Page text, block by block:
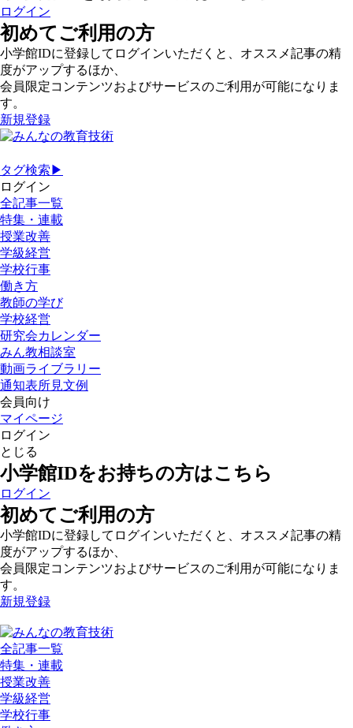
ログイン
初めてご利用の方
小学館IDに登録してログインいただくと、オススメ記事の精
度がアップするほか、
会員限定コンテンツおよびサービスのご利用が可能になりま
す。
新規登録
タグ検索▶
ログイン
全記事一覧
特集・連載
授業改善
学級経営
学校行事
働き方
教師の学び
学校経営
研究会カレンダー
みん教相談室
動画ライブラリー
通知表所見文例
会員向け
マイページ
ログイン
とじる
小学館IDをお持ちの方はこちら
ログイン
初めてご利用の方
小学館IDに登録してログインいただくと、オススメ記事の精
度がアップするほか、
会員限定コンテンツおよびサービスのご利用が可能になりま
す。
新規登録
全記事一覧
特集・連載
授業改善
学級経営
学校行事